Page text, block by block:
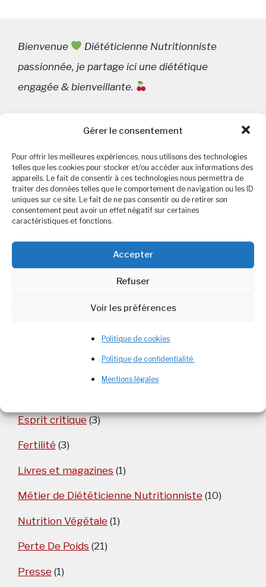
Gérer le consentement
Pour offrir les meilleures expériences, nous utilisons des technologies
telles que les cookies pour stocker et/ou accéder aux informations des
appareils. Le fait de consentir à ces technologies nous permettra de
traiter des données telles que le comportement de navigation ou les ID
uniques sur ce site. Le fait de ne pas consentir ou de retirer son
consentement peut avoir un effet négatif sur certaines
caractéristiques et fonctions.
Accepter
Refuser
Voir les préférences
Politique de cookies
Politique de confidentialité
Mentions légales
Bienvenue
Diététicienne Nutritionniste
passionnée, je partage ici une diététique
engagée & bienveillante.
Rechercher :
Commentaires récents
ChristinedansDérives sectaire en nutrition
Esprit critique(3)
Fertilité (3)
Livres et magazines (1)
Métier de Diététicienne Nutritionniste (10)
Nutrition Végétale (1)
Perte De Poids (21)
Presse (1)